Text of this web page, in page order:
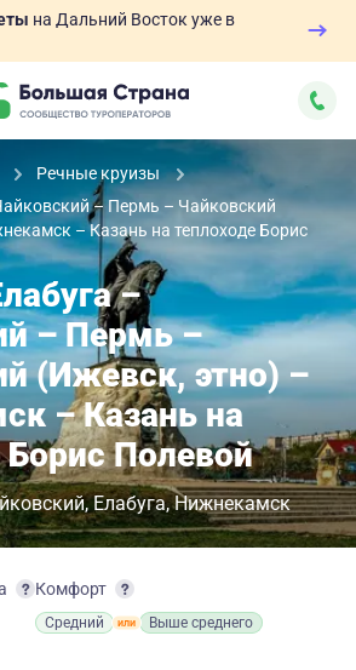
на Дальний Восток уже в
Речные круизы
– Пермь – Чайковский
– Казань на теплоходе Борис
–
– Пермь –
(Ижевск, этно) –
– Казань на
Борис Полевой
Елабуга Нижнекамск
Комфорт
Средний Выше среднего